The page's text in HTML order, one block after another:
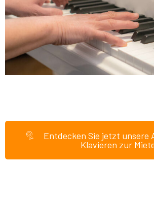
Entdecken Sie jetzt unsere
Klavieren zur